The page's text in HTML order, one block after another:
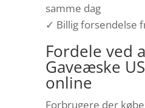
samme dag
✓ Billig forsendelse
Fordele ved
Gaveæske
online
Forbrugere der